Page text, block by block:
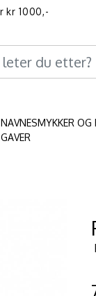
kr 1000,-
NAVNESMYKKER OG
GAVER